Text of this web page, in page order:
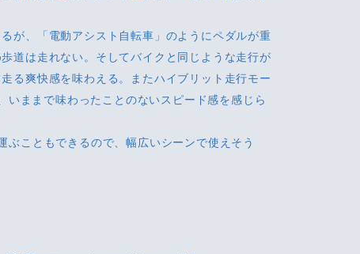
が、「電動アシスト自転車」のようにペダルが重
道は走れない。そしてバイクと同じような走行が
る爽快感を味わえる。またハイブリット走行モー
いままで味わったことのないスピード感を感じら
ぶこともできるので、幅広いシーンで使えそう